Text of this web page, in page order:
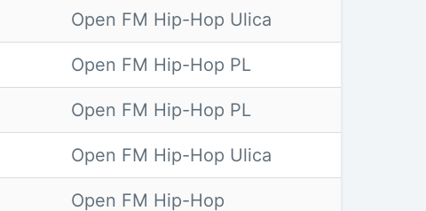
Open FM Hip-Hop Ulica
Open FM Hip-Hop PL
Open FM Hip-Hop PL
Open FM Hip-Hop Ulica
Open FM Hip-Hop